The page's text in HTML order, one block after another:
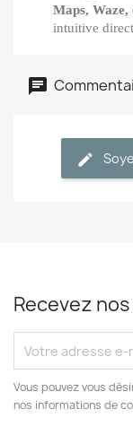
Maps, Waze,
intuitive
Recevez
Vous pouvez vous
nos informations de